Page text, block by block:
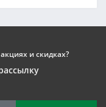
и скидках?